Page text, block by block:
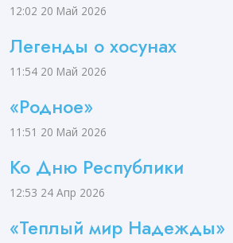
12:02 20 Май 2026
Легенды о хосунах
11:54 20 Май 2026
«Родное»
11:51 20 Май 2026
Ко Дню Республики
12:53 24 Апр 2026
«Теплый мир Надежды»